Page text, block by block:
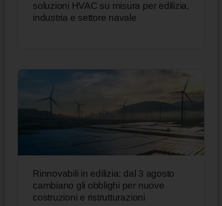
soluzioni HVAC su misura per edilizia,
industria e settore navale
Rinnovabili in edilizia: dal 3 agosto
cambiano gli obblighi per nuove
costruzioni e ristrutturazioni